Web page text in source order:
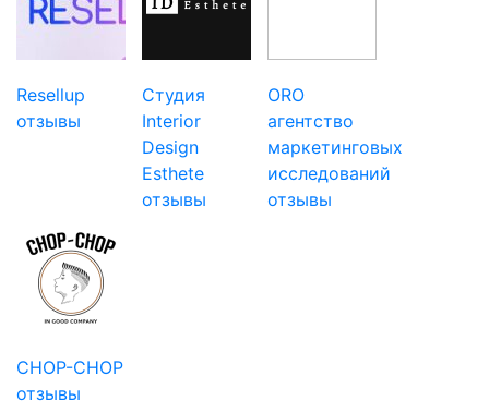
Resellup
отзывы
Студия
Interior
Design
Esthete
отзывы
ORO
агентство
маркетинговых
исследований
отзывы
CHOP-CHOP
отзывы